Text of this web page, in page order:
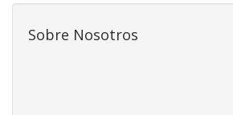
Sobre Nosotros